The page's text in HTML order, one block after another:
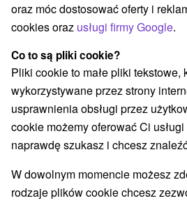
Wszystkie kategorie
Planetarium
Pola golfowe (1) Ośrodek
Obiekty architektoniczne
Zamki(2) Chaty górskie(1)
Sporty(3) Zamki, pałace, ruiny(3)
Wieże obserwacyjne i chodniki (2)
Areny laserowe i paintball (1)
Ośrodki i miasteczka dziecięce(2)
Jeziora, jeziora, zbiorniki wodne
Zabytki techniki(4) Atrakcje dla
Escaperoom(2) Ogrody
oraz móc dostosować oferty i
cookies oraz usługi firmy Google.
Co to są pliki cookie?
Pliki cookie to małe pliki tekstowe,
wykorzystywane przez strony
usprawnienia obsługi przez
cookie możemy oferować Ci
naprawdę szukasz i chcesz
W dowolnym momencie możesz
rodzaje plików cookie chcesz